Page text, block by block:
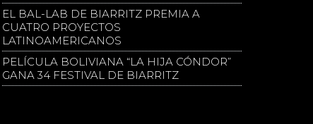
EL BAL-LAB DE BIARRITZ PREMIA A
CUATRO PROYECTOS
LATINOAMERICANOS
PELÍCULA BOLIVIANA “LA HIJA CÓNDOR”
GANA 34 FESTIVAL DE BIARRITZ